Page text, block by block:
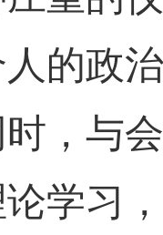
的政
时，与
学习